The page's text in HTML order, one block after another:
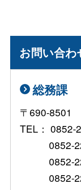
お問い合わ
総務課
〒690-8501
TEL： 0852-
0852-22-
0852-22-
0852-22-